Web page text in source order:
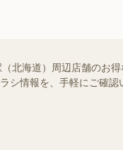
北海道）周辺店舗のお
シ情報を、手軽にご確